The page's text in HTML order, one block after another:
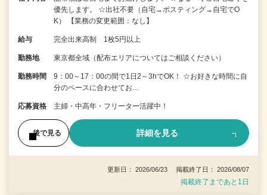
優先します。 ☆出社不要（自宅→ポスティング→自宅でO
K） 【業務の変更範囲：なし】
給与 完全出来高制 1枚5円以上
勤務地 東京都全域（配布エリアについてはご相談ください）
勤務時間
9：00～17：00の間で1日2～3hでOK！ ☆お好きな時間に自
分のペースに合わせてお…
応募資格 主婦・中高年・フリーター活躍中！
後で見る 詳細を見る
更新日： 2026/06/23 掲載終了日： 2026/08/07
掲載終了まであと1日